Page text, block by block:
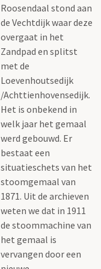
Roosendaal stond aan
de Vechtdijk waar deze
overgaat in het
Zandpad en splitst
met de
Loevenhoutsedijk
/Achttienhovensedijk.
Het is onbekend in
welk jaar het gemaal
werd gebouwd. Er
bestaat een
situatieschets van het
stoomgemaal van
1871. Uit de archieven
weten we dat in 1911
de stoommachine van
het gemaal is
vervangen door een